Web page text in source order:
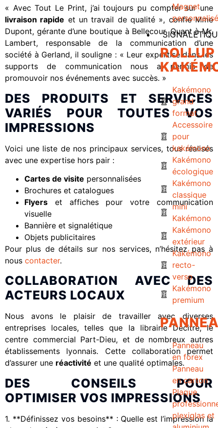
Magnet
personnalisé
ROLLUP
Kakémono
grand
format
Accessoire
pour
kakémono
Kakémono
écologique
Kakémono
classique
mini
Kakémono
Kakémono
extérieur
Kakémono
recto-
verso
Kakémono
premium
Panneau
en forex
Panneau
en carton
Plaque
plexiglas et
« Avec Tout Le Print, j’ai toujours pu compter sur une
livraison rapide et un travail de qualité », confie Mme
Dupont, gérante d’une boutique à Bellecour. Quant à Mr.
Lambert, responsable de la communication d’une
société à Gerland, il souligne : « Leur expertise dans les
supports de communication nous a permis de
promouvoir nos événements avec succès. »
DES PRODUITS ET SERVICES
VARIÉS POUR TOUTES VOS
IMPRESSIONS
Voici une liste de nos principaux services, tous réalisés
avec une expertise hors pair :
Cartes de visite personnalisées
Brochures et catalogues
Flyers et affiches pour votre communication
visuelle
Bannière et signalétique
Objets publicitaires
Pour plus de détails sur nos services, n’hésitez pas à
nous contacter.
COLLABORATION AVEC DES
ACTEURS LOCAUX
Nous avons le plaisir de travailler avec diverses
entreprises locales, telles que la librairie Decitre, le
centre commercial Part-Dieu, et de nombreux autres
établissements lyonnais. Cette collaboration permet
d’assurer une réactivité et une qualité optimales.
DES CONSEILS POUR
OPTIMISER VOS IMPRESSIONS
1. **Définissez vos besoins** : Quelle est l’impression la